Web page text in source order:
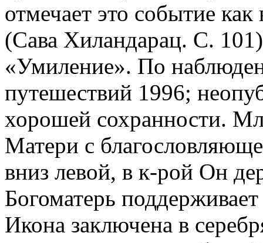
отмечает это событие
(Сава Хиландарац. С.
«Умиление». По
путешествий 1996;
хорошей сохранности.
Матери с
вниз левой, в к-рой Он
Богоматерь
Икона заключена в